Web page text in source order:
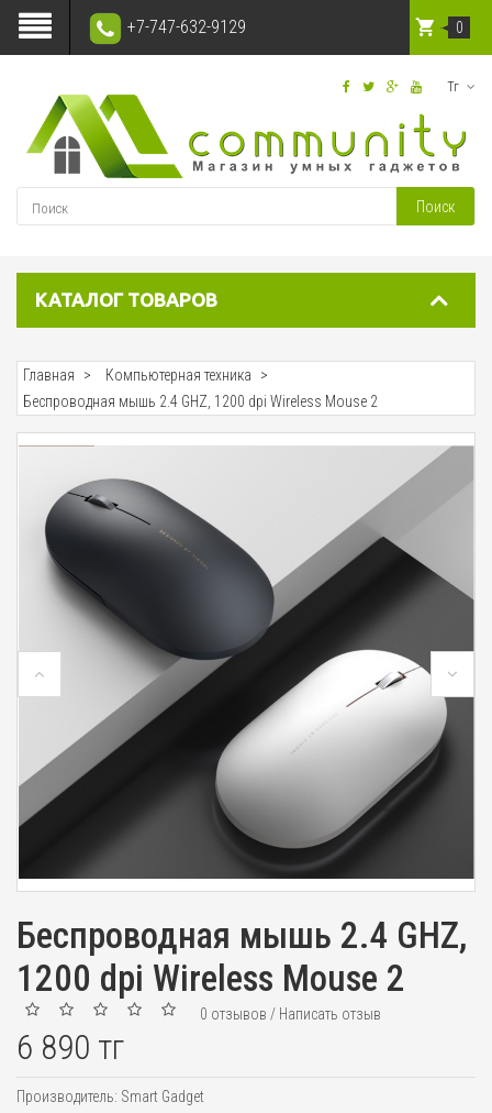
+7-747-632-9129
Тг
Поиск
0
КАТАЛОГ ТОВАРОВ
Главная
Компьютерная техника
Беспроводная мышь 2.4 GHZ, 1200 dpi Wireless Mouse 2
Беспроводная мышь 2.4 GHZ,
1200 dpi Wireless Mouse 2
0 отзывов / Написать отзыв
6 890 тг
Производитель: Smart Gadget